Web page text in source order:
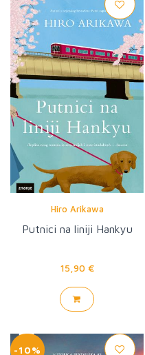
Hiro Arikawa
Putnici na liniji Hankyu
15,90 €
-10%